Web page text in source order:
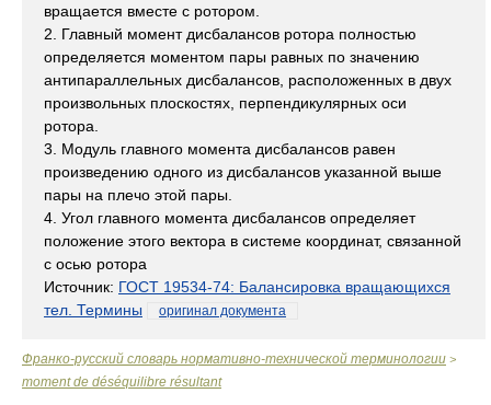
вращается вместе с ротором.
2. Главный момент дисбалансов ротора полностью
определяется моментом пары равных по значению
антипараллельных дисбалансов, расположенных в двух
произвольных плоскостях, перпендикулярных оси
ротора.
3. Модуль главного момента дисбалансов равен
произведению одного из дисбалансов указанной выше
пары на плечо этой пары.
4. Угол главного момента дисбалансов определяет
положение этого вектора в системе координат, связанной
с осью ротора
Источник: ГОСТ 19534-74: Балансировка вращающихся
тел. Термины
оригинал документа
Франко-русский словарь нормативно-технической терминологии >
moment de déséquilibre résultant